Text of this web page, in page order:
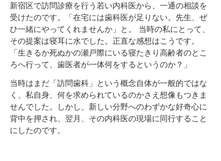
新宿区で訪問診療を行う若い内科医から、一通の相談を
受けたのです。「在宅には歯科医が足りない。先生、ぜ
ひ一緒にやってくれませんか」と。 当時の私にとって、
その提案は寝耳に水でした。正直な感想はこうです。
「生きるか死ぬかの瀬戸際にいる寝たきり高齢者のとこ
ろへ行って、歯医者が一体何をするというのか？」
当時はまだ「訪問歯科」という概念自体が一般的ではな
く、私自身、何を求められているのかさえ想像もつきま
せんでした。しかし、新しい分野へのわずかな好奇心に
背中を押され、翌月、その内科医の現場に同行すること
にしたのです。